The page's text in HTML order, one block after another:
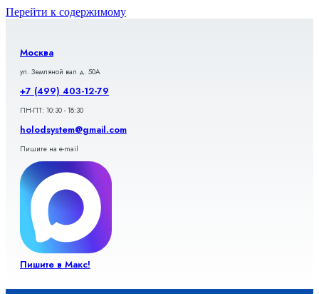
Перейти к содержимому
Москва
ул. Земляной вал д. 50А
+7 (499) 403-12-79
ПН-ПТ: 10:30 - 18:30
holodsystem@gmail.com
Пишите на e-mail
Пишите в Макс!